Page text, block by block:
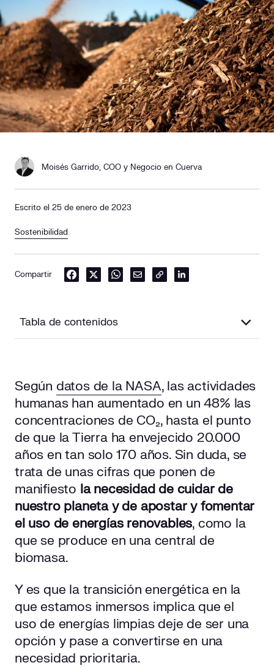
Responsabilidad social
Comercialización
Casos de éxito
Media
Contacto
Moisés Garrido, COO y Negocio en Cuerva
Escrito el 25 de enero de 2023
Sostenibilidad
Compartir
Tabla de contenidos
¿Y qué es una central de biomasa?
Cómo transforma una central de biomasa la materia
orgánica en energía
Métodos termoquímicos
Métodos bioquímicos
Funcionamiento de una central de biomasa de
generación eléctrica
Impacto ambiental de la central de biomasa
Según datos de la NASA, las actividades
humanas han aumentado en un 48% las
concentraciones de CO₂, hasta el punto
de que la Tierra ha envejecido 20.000
años en tan solo 170 años. Sin duda, se
trata de unas cifras que ponen de
manifiesto la necesidad de cuidar de
nuestro planeta y de apostar y fomentar
el uso de energías renovables, como la
que se produce en una central de
biomasa.
Y es que la transición energética en la
que estamos inmersos implica que el
uso de energías limpias deje de ser una
opción y pase a convertirse en una
necesidad prioritaria.